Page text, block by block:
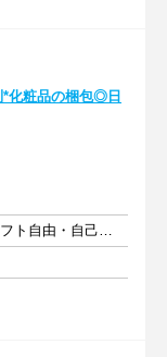
*化粧品の梱包◎日
週1日以上 1日6時間以上 シフト自由・自己申告